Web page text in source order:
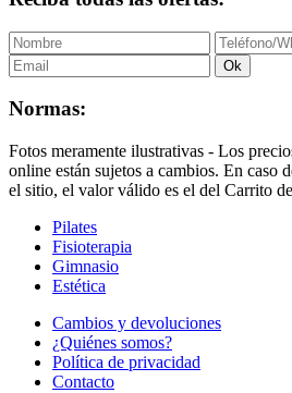
Ok
Normas:
Fotos meramente ilustrativas - Los
online están sujetos a cambios. En caso
el sitio, el valor válido es el del Carrito
Pilates
Fisioterapia
Gimnasio
Estética
Cambios y devoluciones
¿Quiénes somos?
Política de privacidad
Contacto